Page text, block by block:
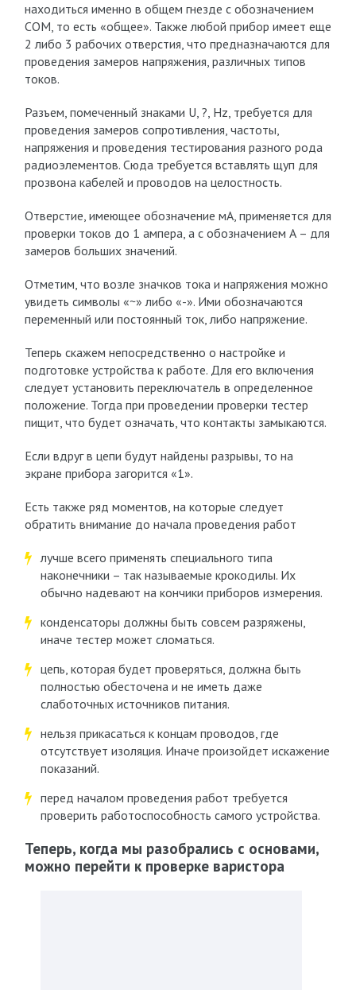
находиться именно в общем гнезде с обозначением
СОМ, то есть «общее». Также любой прибор имеет еще
2 либо 3 рабочих отверстия, что предназначаются для
проведения замеров напряжения, различных типов
токов.
Разъем, помеченный знаками U, ?, Hz, требуется для
проведения замеров сопротивления, частоты,
напряжения и проведения тестирования разного рода
радиоэлементов. Сюда требуется вставлять щуп для
прозвона кабелей и проводов на целостность.
Отверстие, имеющее обозначение мА, применяется для
проверки токов до 1 ампера, а с обозначением А – для
замеров больших значений.
Отметим, что возле значков тока и напряжения можно
увидеть символы «~» либо «-». Ими обозначаются
переменный или постоянный ток, либо напряжение.
Теперь скажем непосредственно о настройке и
подготовке устройства к работе. Для его включения
следует установить переключатель в определенное
положение. Тогда при проведении проверки тестер
пищит, что будет означать, что контакты замыкаются.
Если вдруг в цепи будут найдены разрывы, то на
экране прибора загорится «1».
Есть также ряд моментов, на которые следует
обратить внимание до начала проведения работ
лучше всего применять специального типа
наконечники – так называемые крокодилы. Их
обычно надевают на кончики приборов измерения.
конденсаторы должны быть совсем разряжены,
иначе тестер может сломаться.
цепь, которая будет проверяться, должна быть
полностью обесточена и не иметь даже
слаботочных источников питания.
нельзя прикасаться к концам проводов, где
отсутствует изоляция. Иначе произойдет искажение
показаний.
перед началом проведения работ требуется
проверить работоспособность самого устройства.
Теперь, когда мы разобрались с основами,
можно перейти к проверке варистора